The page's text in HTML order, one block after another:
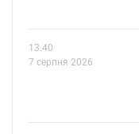
13.40
7 серпня 2026